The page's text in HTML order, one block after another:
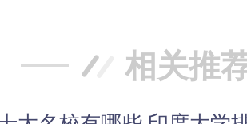
相关推